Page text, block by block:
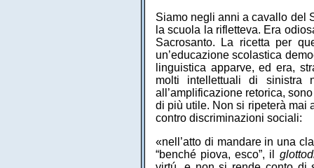
Siamo negli anni a cavallo del
la scuola la rifletteva. Era
Sacrosanto. La ricetta per
un’educazione scolastica
linguistica apparve, ed era,
molti intellettuali di sinistra
all’amplificazione retorica,
di più utile. Non si ripeterà mai
contro discriminazioni sociali:
«nell’atto di mandare in una
“benché piova, esco”, il